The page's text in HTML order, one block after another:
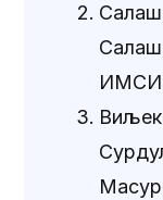
ИМСИ